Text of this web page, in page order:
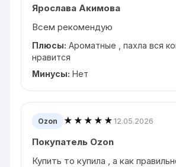
Ярослава Акимова
Всем рекомендую
Плюсы: Ароматные , пахла вся
нравится
Минусы: Нет
Ozon ★★★★★12.05.2026
Покупатель Ozon
Купить то купила , а как